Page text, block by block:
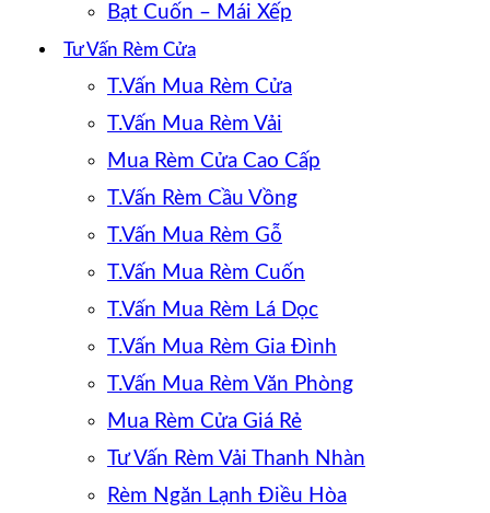
Bạt Cuốn – Mái Xếp
Tư Vấn Rèm Cửa
T.Vấn Mua Rèm Cửa
T.Vấn Mua Rèm Vải
Mua Rèm Cửa Cao Cấp
T.Vấn Rèm Cầu Vồng
T.Vấn Mua Rèm Gỗ
T.Vấn Mua Rèm Cuốn
T.Vấn Mua Rèm Lá Dọc
T.Vấn Mua Rèm Gia Đình
T.Vấn Mua Rèm Văn Phòng
Mua Rèm Cửa Giá Rẻ
Tư Vấn Rèm Vải Thanh Nhàn
Rèm Ngăn Lạnh Điều Hòa